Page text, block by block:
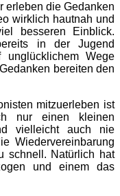
erleben die Gedanken
wirklich hautnah und
besseren Einblick.
in der Jugend
Wege
bereiten den
mitzuerleben ist
nur einen kleinen
vielleicht auch nie
Wiedervereinbarung
schnell. Natürlich hat
und einem das